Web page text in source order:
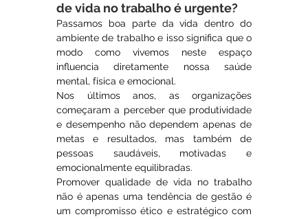
de vida no trabalho é urgente?
Passamos boa parte da vida dentro do
ambiente de trabalho e isso significa que o
modo como vivemos neste espaço
influencia diretamente nossa saúde
mental, física e emocional.
Nos últimos anos, as organizações
começaram a perceber que produtividade
e desempenho não dependem apenas de
metas e resultados, mas também de
pessoas saudáveis, motivadas e
emocionalmente equilibradas.
Promover qualidade de vida no trabalho
não é apenas uma tendência de gestão é
um compromisso ético e estratégico com